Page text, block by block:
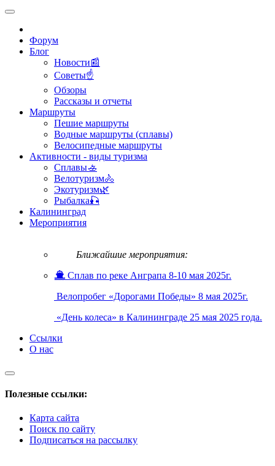
мая
2016.
Форум
Блог
Новости📰
Советы☝
Обзоры
Рассказы и отчеты
Маршруты
Пешие маршруты
Водные маршруты (сплавы)
Велосипедные маршруты
Активности - виды туризма
Сплавы🚣
Велотуризм🚴
Экотуризм🌿
Рыбалка🎣
Калининград
Мероприятия
Ближайшие мероприятия:
Сплав по реке Анграпа 8-10 мая 2025г.
Велопробег «Дорогами Победы» 8 мая 2025г.
«День колеса» в Калининграде 25 мая 2025 года.
Ссылки
О нас
Полезные ссылки:
Карта сайта
Поиск по сайту
Подписаться на рассылку